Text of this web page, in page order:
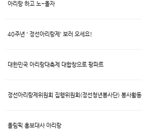
아리랑 하고 노~올자
40주년 ' 정선아리랑제' 보러 오세요!
대한민국 아리랑대축제 대합창으로 팡파르
정선아리랑제위원회 집행위원회(정선청년봉사단) 봉사활동
올림픽 홍보대사 아리랑